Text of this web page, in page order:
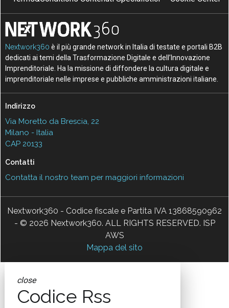
Nextwork360 è il più grande network in Italia di testate e portali B2B
dedicati ai temi della Trasformazione Digitale e dell’Innovazione
Imprenditoriale. Ha la missione di diffondere la cultura digitale e
imprenditoriale nelle imprese e pubbliche amministrazioni italiane.
Indirizzo
Via Moretto da Brescia, 22
Milano - Italia
CAP 20133
Contatti
Contatta il nostro team per maggiori informazioni
Nextwork360 - Codice fiscale e Partita IVA 13868590962
- © 2026 Nextwork360. ALL RIGHTS RESERVED. ISP
AWS
Mappa del sito
close
Codice Rss